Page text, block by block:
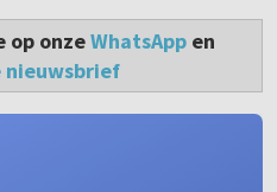
op onzeWhatsAppen
nieuwsbrief